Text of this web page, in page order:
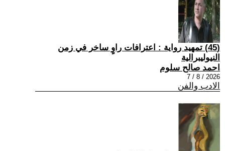
(45) تمهيد رواية : اعترافات راوٍ ساخر في زمن
النيوليبرالية
احمد صالح سلوم
2026 / 8 / 7
الادب والفن